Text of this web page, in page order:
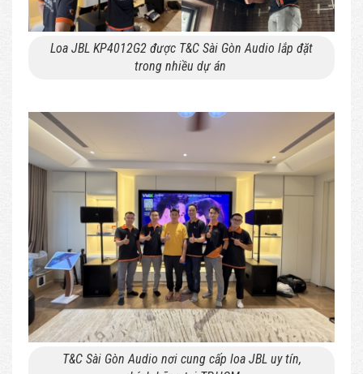
Loa JBL KP4012G2 được T&C Sài Gòn Audio lắp đặt
trong nhiều dự án
T&C Sài Gòn Audio nơi cung cấp loa JBL uy tín,